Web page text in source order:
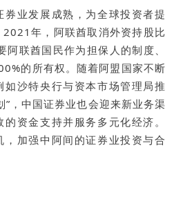
业发展成熟，为全球投资者提
年，阿联酋取消外资持股比
联酋国民作为担保人的制度、
的所有权。随着阿盟国家不断
如沙特央行与资本市场管理局推
”，中国证券业也会迎来新业务渠
资金支持并服务多元化经济。
加强中阿间的证券业投资与合